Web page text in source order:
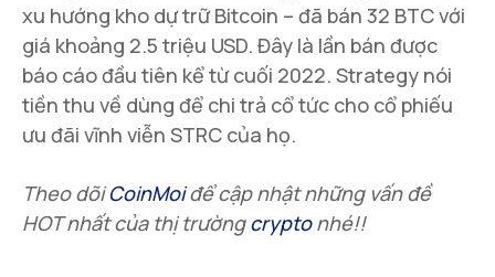
xu hướng kho dự trữ Bitcoin – đã bán 32 BTC với
giá khoảng 2.5 triệu USD. Đây là lần bán được
báo cáo đầu tiên kể từ cuối 2022. Strategy nói
tiền thu về dùng để chi trả cổ tức cho cổ phiếu
ưu đãi vĩnh viễn STRC của họ.
Theo dõiCoinMoiđể cập nhật những vấn đề
HOT nhất của thị trườngcrypto nhé!!